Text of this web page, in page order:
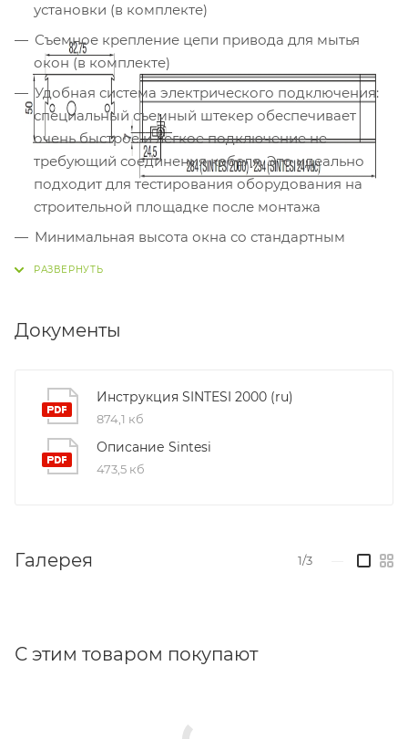
установки (в комплекте)
Съемное крепление цепи привода для мытья
окон (в комплекте)
Удобная система электрического подключения:
специальный съемный штекер обеспечивает
очень быстрое и легкое подключение не
требующий соединения кабеля. Это идеально
подходит для тестирования оборудования на
строительной площадке после монтажа
Минимальная высота окна со стандартным
Документы
Инструкция SINTESI 2000 (ru)
874,1 кб
Описание Sintesi
473,5 кб
Галерея 1/3
С этим товаром покупают